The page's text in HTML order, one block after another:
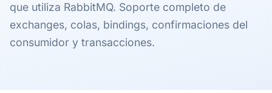
que utiliza RabbitMQ. Soporte completo de
exchanges, colas, bindings, confirmaciones del
consumidor y transacciones.